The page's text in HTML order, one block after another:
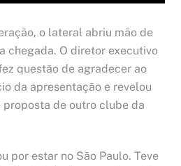
o lateral abriu mão de
chegada. O diretor executivo
questão de agradecer ao
da apresentação e revelou
proposta de outro clube da
por estar no São Paulo. Teve